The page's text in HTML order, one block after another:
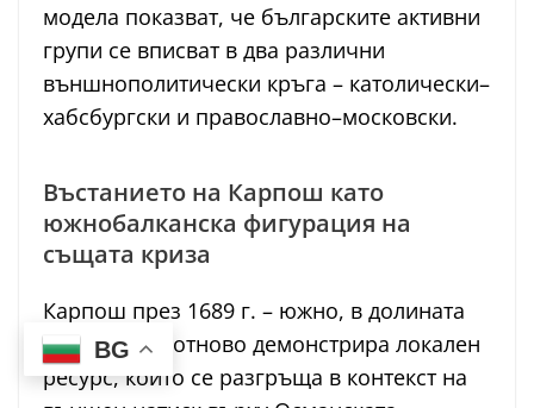
модела показват, че българските активни
групи се вписват в два различни
външнополитически кръга – католически–
хабсбургски и православно–московски.
Въстанието на Карпош като
южнобалканска фигурация на
същата криза
Карпош през 1689 г. – южно, в долината
на Вардар – отново демонстрира локален
ресурс, който се разгръща в контекст на
BG